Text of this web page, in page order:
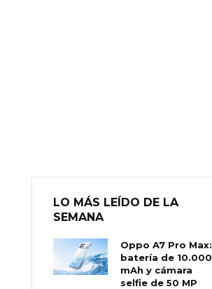
LO MÁS LEÍDO DE LA
SEMANA
Oppo A7 Pro Max:
batería de 10.000
mAh y cámara
selfie de 50 MP